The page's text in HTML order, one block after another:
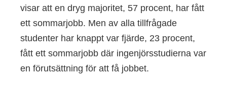
visar att en dryg majoritet, 57 procent, har fått
ett sommarjobb. Men av alla tillfrågade
studenter har knappt var fjärde, 23 procent,
fått ett sommarjobb där ingenjörsstudierna var
en förutsättning för att få jobbet.